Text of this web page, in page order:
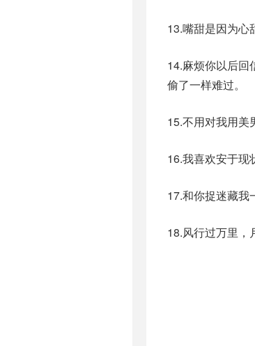
13.嘴甜是因为心
14.麻烦你以后回
偷了一样难过。
15.不用对我用美
16.我喜欢安于现
17.和你捉迷藏我
18.风行过万里，